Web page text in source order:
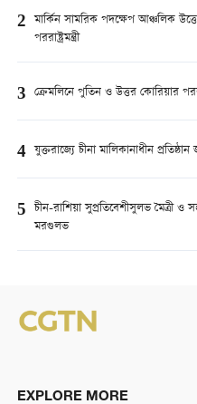
2 মার্কিন সামরিক পদক্ষেপ আঞ্চলিক
পররাষ্ট্রমন্ত্রী
3 ক্রেমলিনে পুতিন ও উত্তর কোরিয়ার
4 যুক্তরাজ্যে চীনা মালিকানাধীন
5 চীন-রাশিয়া সুপ্রতিবেশীসুলভ মৈত্রী
মরগুলভ
EXPLORE MORE